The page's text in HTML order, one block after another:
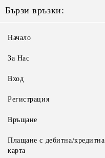
Бързи връзки:
Начало
За Нас
Вход
Регистрация
Връщане
Плащане с дебитна/кредитна
карта